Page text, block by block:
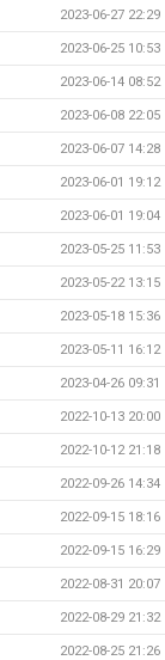
2023-06-27 22:29
2023-06-25 10:53
2023-06-14 08:52
2023-06-08 22:05
2023-06-07 14:28
2023-06-01 19:12
2023-06-01 19:04
2023-05-25 11:53
2023-05-22 13:15
2023-05-18 15:36
2023-05-11 16:12
2023-04-26 09:31
2022-10-13 20:00
2022-10-12 21:18
2022-09-26 14:34
2022-09-15 18:16
2022-09-15 16:29
2022-08-31 20:07
2022-08-29 21:32
2022-08-25 21:26